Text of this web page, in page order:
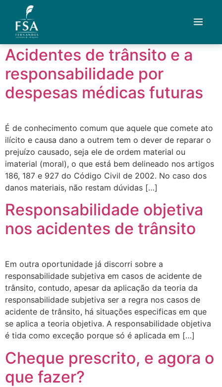
Quem Somos
Áreas de Atuação
Credenciais
Contato
Fale com um advogado
Tag:
Acidentes de trânsito e a
responsabilidade por
despesas médicas futuras
É de conhecimento comum que aquele que comete ato
ilícito e causa dano a outrem tem o dever de reparar o
prejuízo causado, seja ele de ordem material ou
imaterial (moral), o que está bem delineado nos artigos
186, 187 e 927 do Código Civil de 2002. No caso dos
danos materiais, não restam dúvidas […]
Responsabilidade objetiva
nos acidentes de trânsito
Em outra oportunidade já discorri sobre a
responsabilidade subjetiva em casos de acidente de
trânsito, contudo, apesar da aplicação da teoria da
responsabilidade subjetiva ser a regra nos casos de
acidente de trânsito, há situações especificas em que
se aplica a teoria objetiva. A responsabilidade objetiva
é tida como exceção porque só é aplicada em […]
Cheque prescrito, e agora o
que fazer?